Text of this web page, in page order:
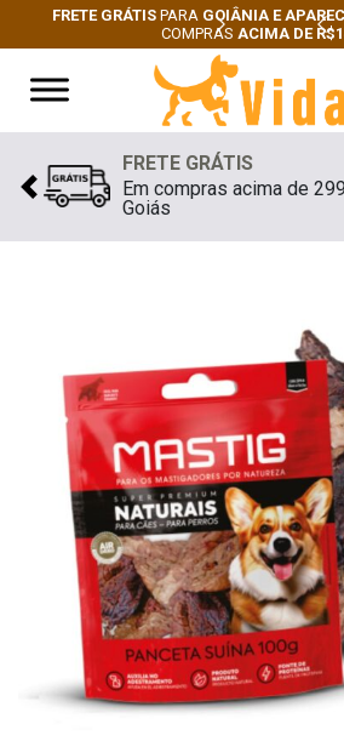
FRETE GRÁTIS PARA GOIÂNIA E
COMPRAS ACIMA DE
Next
FRETE GRÁTIS
Em compras acima de
Goiás
Previous